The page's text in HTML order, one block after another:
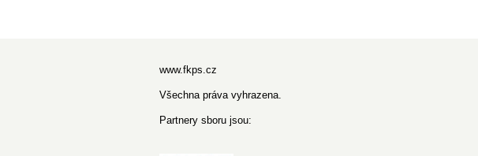
www.fkps.cz
Všechna práva vyhrazena.
Partnery sboru jsou: